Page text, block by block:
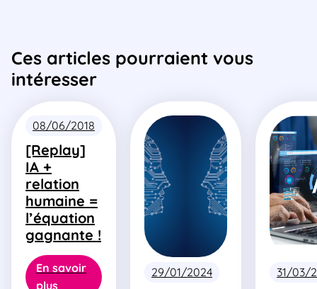
Ces articles pourraient vous
intéresser
08/06/2018
[Replay]
IA +
relation
humaine =
l’équation
gagnante !
En savoir
plus
29/01/2024 31/03/